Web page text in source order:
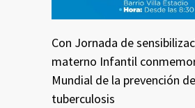
Con Jornada de
materno Infantil
Mundial de la prevención
tuberculosis